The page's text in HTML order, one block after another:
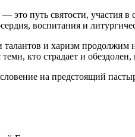
это путь святости, участия
воспитания и
талантов и харизм продолжим
кто страдает и
на предстоящий